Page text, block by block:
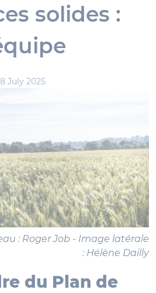
solides :
July 2025
: Roger Job - Image latérale
: Hélène Dailly
du Plan de